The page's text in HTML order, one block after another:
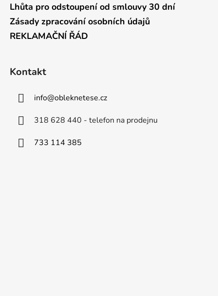
Lhůta pro odstoupení od smlouvy 30 dní
Zásady zpracování osobních údajů
REKLAMAČNÍ ŘÁD
Kontakt
info@obleknetese.cz
318 628 440 - telefon na prodejnu
733 114 385